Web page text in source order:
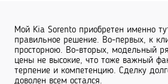
Мой Kia Sorento приобретен именно
правильное решение. Во-первых, к
просторною. Во-вторых, модельный
цены не высокие, что тоже важный
терпение и компетенцию. Сделку
доволен всем остался.